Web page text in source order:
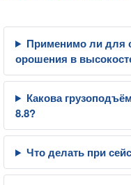
Применимо ли для
орошения в
Какова
8.8?
Что делать при